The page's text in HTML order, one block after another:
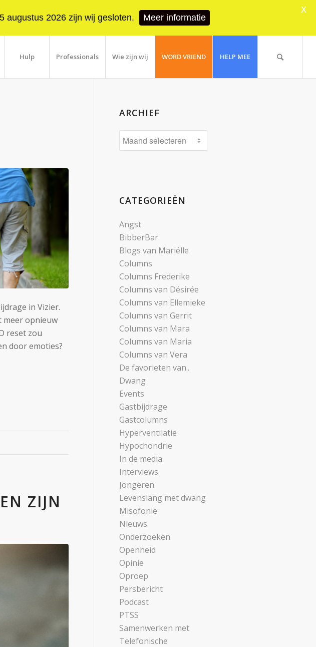
Hulp Professionals Wie zijn wij WORD VRIEND HELP MEE
in Vizier.
meer opnieuw
reset zou
door emoties?
ZIJN
ARCHIEF
CATEGORIEËN
Angst
BibberBar
Blogs van Mariëlle
Columns
Columns Frederike
Columns van Désirée
Columns van Ellemieke
Columns van Gerrit
Columns van Mara
Columns van Maria
Columns van Vera
De favorieten van..
Dwang
Events
Gastbijdrage
Gastcolumns
Hyperventilatie
Hypochondrie
In de media
Interviews
Jongeren
Levenslang met dwang
Misofonie
Nieuws
Onderzoeken
Openheid
Opinie
Oproep
Persbericht
Podcast
PTSS
Samenwerken met
Telefonische
augustus 2026 zijn wij gesloten. Meer informatie
X